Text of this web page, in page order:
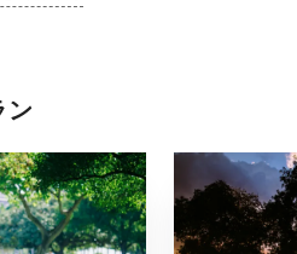
ン